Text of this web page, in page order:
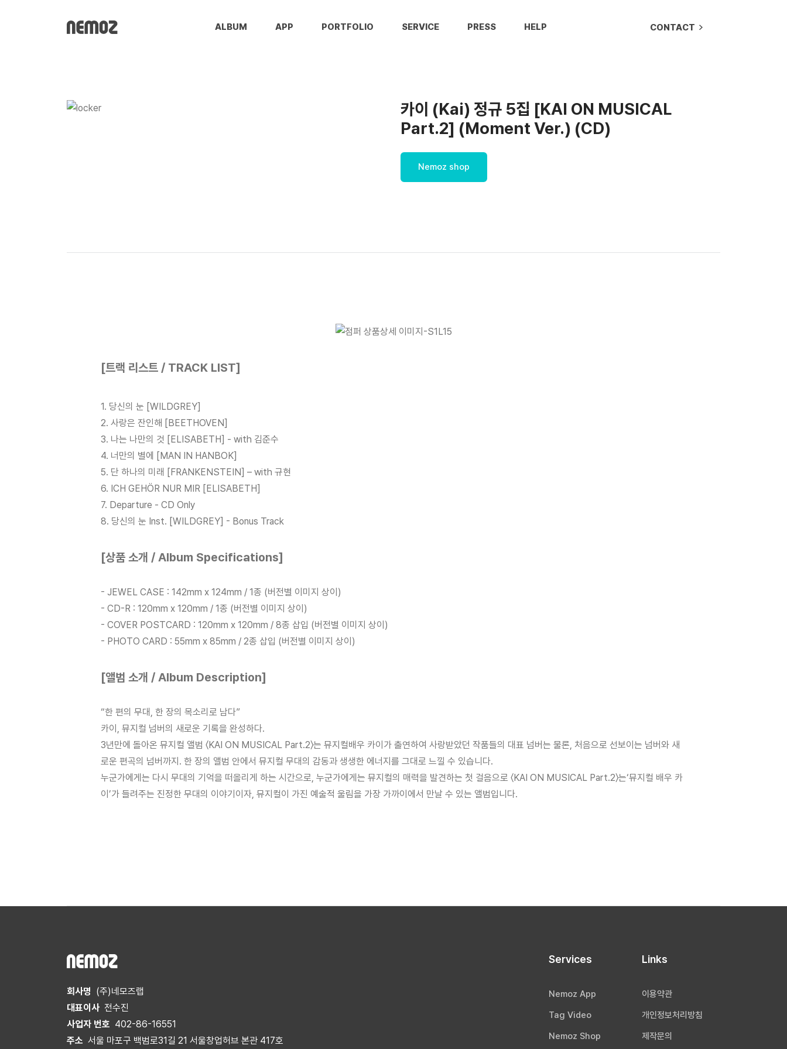
ALBUM APP PORTFOLIO SERVICE PRESS HELP CONTACT
카이 (Kai) 정규 5집 [KAI ON MUSICAL
Part.2] (Moment Ver.) (CD)
Nemoz shop
[트랙 리스트 / TRACK LIST]
1. 당신의 눈 [WILDGREY]
2. 사랑은 잔인해 [BEETHOVEN]
3. 나는 나만의 것 [ELISABETH] - with 김준수
4. 너만의 별에 [MAN IN HANBOK]
5. 단 하나의 미래 [FRANKENSTEIN] – with 규현
6. ICH GEHÖR NUR MIR [ELISABETH]
7. Departure - CD Only
8. 당신의 눈 Inst. [WILDGREY] - Bonus Track
[상품 소개 / Album Specifications]
- JEWEL CASE : 142mm x 124mm / 1종 (버전별 이미지 상이)
- CD-R : 120mm x 120mm / 1종 (버전별 이미지 상이)
- COVER POSTCARD : 120mm x 120mm / 8종 삽입 (버전별 이미지 상이)
- PHOTO CARD : 55mm x 85mm / 2종 삽입 (버전별 이미지 상이)
[앨범 소개 / Album Description]
“한 편의 무대, 한 장의 목소리로 남다”
카이, 뮤지컬 넘버의 새로운 기록을 완성하다.
3년만에 돌아온 뮤지컬 앨범 〈KAI ON MUSICAL Part.2〉는 뮤지컬배우 카이가 출연하여 사랑받았던 작품들의 대표 넘버는 물론, 처음으로 선보이는 넘버와 새
로운 편곡의 넘버까지. 한 장의 앨범 안에서 뮤지컬 무대의 감동과 생생한 에너지를 그대로 느낄 수 있습니다.
누군가에게는 다시 무대의 기억을 떠올리게 하는 시간으로, 누군가에게는 뮤지컬의 매력을 발견하는 첫 걸음으로 〈KAI ON MUSICAL Part.2〉는‘뮤지컬 배우 카
이’가 들려주는 진정한 무대의 이야기이자, 뮤지컬이 가진 예술적 울림을 가장 가까이에서 만날 수 있는 앨범입니다.
회사명 (주)네모즈랩
대표이사 전수진
사업자 번호 402-86-16551
주소 서울 마포구 백범로31길 21 서울창업허브 본관 417호
Services
Nemoz App
Tag Video
Nemoz Shop
Links
이용약관
개인정보처리방침
제작문의